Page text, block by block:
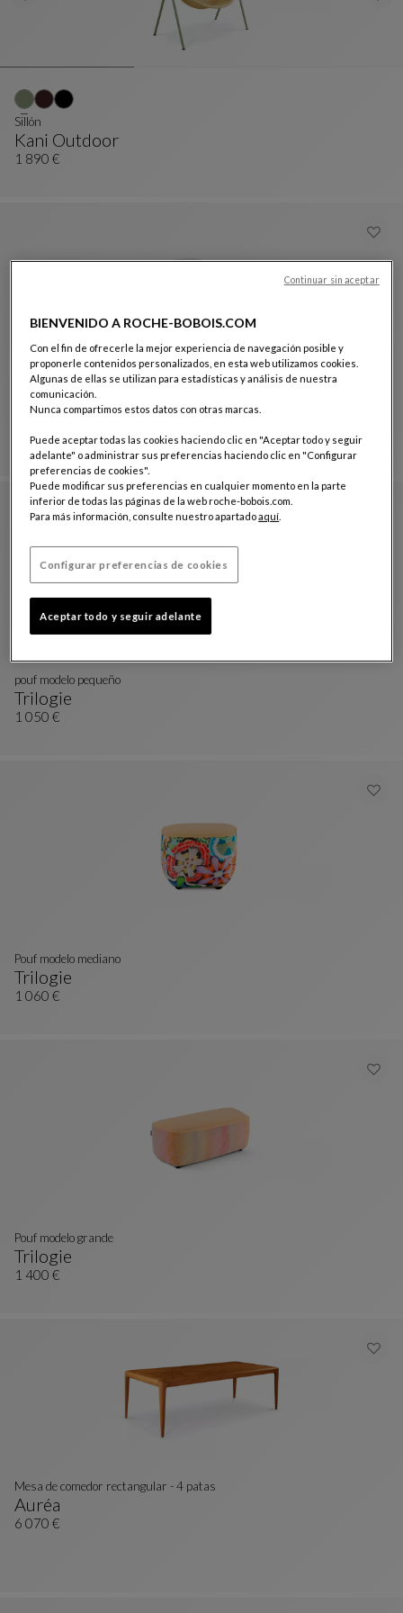
Kani Outdoor
Sillón
Ver Descripción Completa
Sillón
1 890 €
Trilogie Outdoor
Set De Pufs Nastri
Ver Descripción Completa
Set de pufs Nastri
3 360 €
Trilogie
Pouf Modelo Pequeño
Ver Descripción Completa
pouf modelo pequeño
1 050 €
Trilogie
Pouf Modelo Mediano
Ver Descripción Completa
Pouf modelo mediano
1 060 €
Trilogie
Pouf Modelo Grande
Ver Descripción Completa
Pouf modelo grande
1 400 €
Auréa
Mesa De Comedor Rectangular - 4 Patas
Ver Descripción Completa
Mesa de comedor rectangular - 4 patas
6 070 €
BIENVENIDO A ROCHE-BOBOIS.COM
Con el fin de ofrecerle la mejor experiencia de navegación posible y
proponerle contenidos personalizados, en esta web utilizamos cookies.
Algunas de ellas se utilizan para estadísticas y análisis de nuestra
comunicación.
Nunca compartimos estos datos con otras marcas.
Puede aceptar todas las cookies haciendo clic en "Aceptar todo y seguir
adelante" o administrar sus preferencias haciendo clic en "Configurar
preferencias de cookies".
Puede modificar sus preferencias en cualquier momento en la parte
inferior de todas las páginas de la web roche-bobois.com.
Para más información, consulte nuestro apartadoaquí.
Configurar preferencias de cookies
Aceptar todo y seguir adelante
Continuar sin aceptar